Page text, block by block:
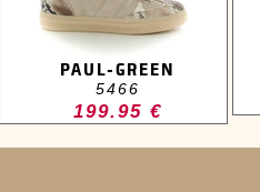
PAUL-GREEN
5466
199.95 €